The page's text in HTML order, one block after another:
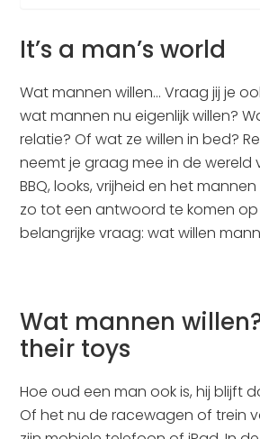
It’s a man’s world
Wat mannen willen… Vraag jij je
wat mannen nu eigenlijk willen?
relatie? Of wat ze willen in bed?
neemt je graag mee in de wereld
BBQ, looks, vrijheid en het
zo tot een antwoord te komen
belangrijke vraag: wat willen
Wat mannen
their toys
Hoe oud een man ook is, hij blijft
Of het nu de racewagen of trein